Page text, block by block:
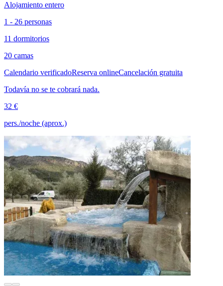
Alojamiento entero
1 - 26 personas
11 dormitorios
20 camas
Calendario verificadoReserva onlineCancelación gratuita
Todavía no se te cobrará nada.
32 €
pers./noche (aprox.)